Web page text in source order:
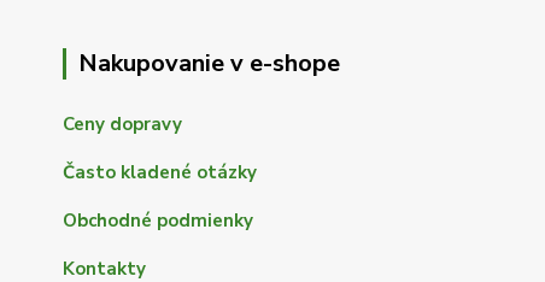
Nakupovanie v e-shope
Ceny dopravy
Často kladené otázky
Obchodné podmienky
Kontakty